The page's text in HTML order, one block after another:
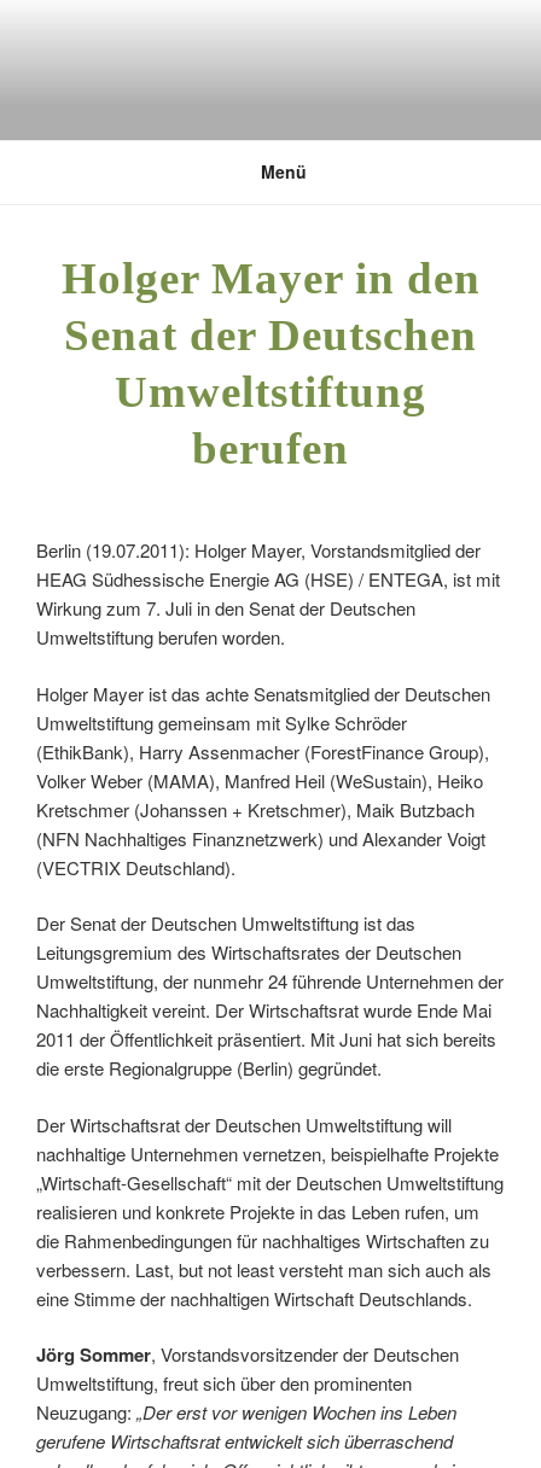
DEUTSCHE UMWELTSTIFTUNG
Menü
Holger Mayer in den
Senat der Deutschen
Umweltstiftung
berufen
Berlin (19.07.2011): Holger Mayer, Vorstandsmitglied der
HEAG Südhessische Energie AG (HSE) / ENTEGA, ist mit
Wirkung zum 7. Juli in den Senat der Deutschen
Umweltstiftung berufen worden.
Holger Mayer ist das achte Senatsmitglied der Deutschen
Umweltstiftung gemeinsam mit Sylke Schröder
(EthikBank), Harry Assenmacher (ForestFinance Group),
Volker Weber (MAMA), Manfred Heil (WeSustain), Heiko
Kretschmer (Johanssen + Kretschmer), Maik Butzbach
(NFN Nachhaltiges Finanznetzwerk) und Alexander Voigt
(VECTRIX Deutschland).
Der Senat der Deutschen Umweltstiftung ist das
Leitungsgremium des Wirtschaftsrates der Deutschen
Umweltstiftung, der nunmehr 24 führende Unternehmen der
Nachhaltigkeit vereint. Der Wirtschaftsrat wurde Ende Mai
2011 der Öffentlichkeit präsentiert. Mit Juni hat sich bereits
die erste Regionalgruppe (Berlin) gegründet.
Der Wirtschaftsrat der Deutschen Umweltstiftung will
nachhaltige Unternehmen vernetzen, beispielhafte Projekte
„Wirtschaft-Gesellschaft“ mit der Deutschen Umweltstiftung
realisieren und konkrete Projekte in das Leben rufen, um
die Rahmenbedingungen für nachhaltiges Wirtschaften zu
verbessern. Last, but not least versteht man sich auch als
eine Stimme der nachhaltigen Wirtschaft Deutschlands.
Jörg Sommer, Vorstandsvorsitzender der Deutschen
Umweltstiftung, freut sich über den prominenten
Neuzugang: „Der erst vor wenigen Wochen ins Leben
gerufene Wirtschaftsrat entwickelt sich überraschend